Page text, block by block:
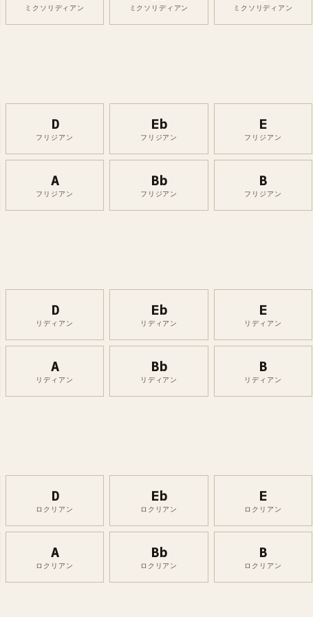
ミクソリディアン ミクソリディアン ミクソリディアン
D
フリジアン
Eb
フリジアン
E
フリジアン
A
フリジアン
Bb
フリジアン
B
フリジアン
D
リディアン
Eb
リディアン
E
リディアン
A
リディアン
Bb
リディアン
B
リディアン
D
ロクリアン
Eb
ロクリアン
E
ロクリアン
A
ロクリアン
Bb
ロクリアン
B
ロクリアン